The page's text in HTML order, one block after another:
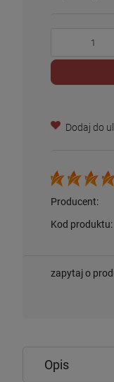
Dodaj do
Producent:
Kod produktu:
zapytaj o
Opis